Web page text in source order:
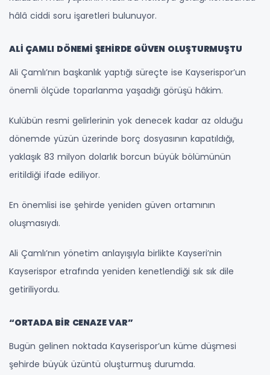
hâlâ ciddi soru işaretleri bulunuyor.
ALİ ÇAMLI DÖNEMİ ŞEHİRDE GÜVEN OLUŞTURMUŞTU
Ali Çamlı’nın başkanlık yaptığı süreçte ise Kayserispor’un
önemli ölçüde toparlanma yaşadığı görüşü hâkim.
Kulübün resmi gelirlerinin yok denecek kadar az olduğu
dönemde yüzün üzerinde borç dosyasının kapatıldığı,
yaklaşık 83 milyon dolarlık borcun büyük bölümünün
eritildiği ifade ediliyor.
En önemlisi ise şehirde yeniden güven ortamının
oluşmasıydı.
Ali Çamlı’nın yönetim anlayışıyla birlikte Kayseri’nin
Kayserispor etrafında yeniden kenetlendiği sık sık dile
getiriliyordu.
“ORTADA BİR CENAZE VAR”
Bugün gelinen noktada Kayserispor’un küme düşmesi
şehirde büyük üzüntü oluşturmuş durumda.